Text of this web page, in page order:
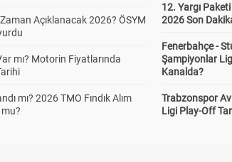
Açıklanacak 2026? ÖSYM
mı? Motorin Fiyatlarında
mı? 2026 TMO Fındık Alım
12. Yargı
2026 Son
Fenerbahçe -
Şampiyonlar
Kanalda?
Trabzonspor
Ligi Play-Off